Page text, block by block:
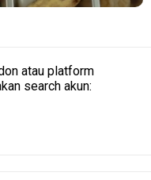
atau platform
search akun: